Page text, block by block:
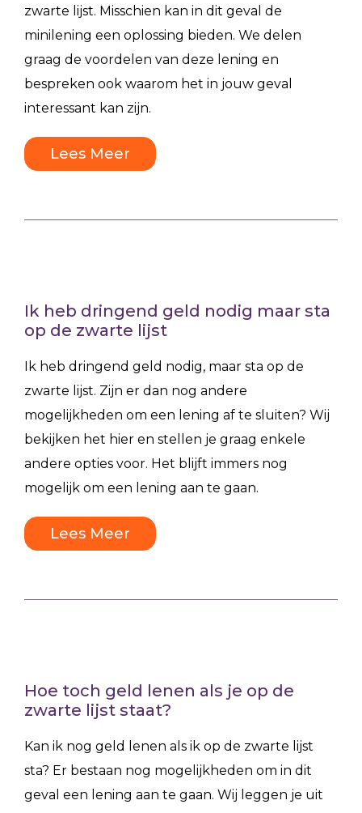
zwarte lijst. Misschien kan in dit geval de
minilening een oplossing bieden. We delen
graag de voordelen van deze lening en
bespreken ook waarom het in jouw geval
interessant kan zijn.
Lees Meer
Ik heb dringend geld nodig maar sta
op de zwarte lijst
Ik heb dringend geld nodig, maar sta op de
zwarte lijst. Zijn er dan nog andere
mogelijkheden om een lening af te sluiten? Wij
bekijken het hier en stellen je graag enkele
andere opties voor. Het blijft immers nog
mogelijk om een lening aan te gaan.
Lees Meer
Hoe toch geld lenen als je op de
zwarte lijst staat?
Kan ik nog geld lenen als ik op de zwarte lijst
sta? Er bestaan nog mogelijkheden om in dit
geval een lening aan te gaan. Wij leggen je uit